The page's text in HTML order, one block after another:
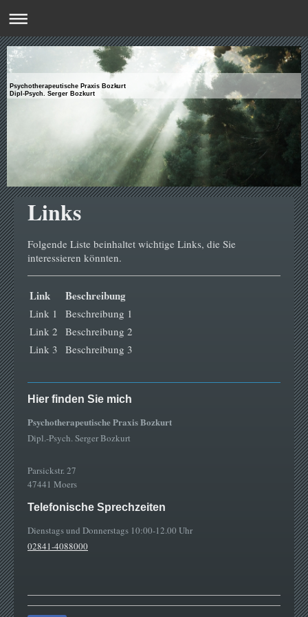
Psychotherapeutische Praxis Bozkurt
Dipl-Psych. Serger Bozkurt
Links
Folgende Liste beinhaltet wichtige Links, die Sie
interessieren könnten.
Link Beschreibung
Link 1
Beschreibung 1
Link 2 Beschreibung 2
Link 3 Beschreibung 3
Hier finden Sie mich
Psychotherapeutische Praxis Bozkurt
Dipl.-Psych. Serger Bozkurt
Parsickstr. 27
47441 Moers
Telefonische Sprechzeiten
Dienstags und Donnerstags 10:00-12.00 Uhr
02841-4088000